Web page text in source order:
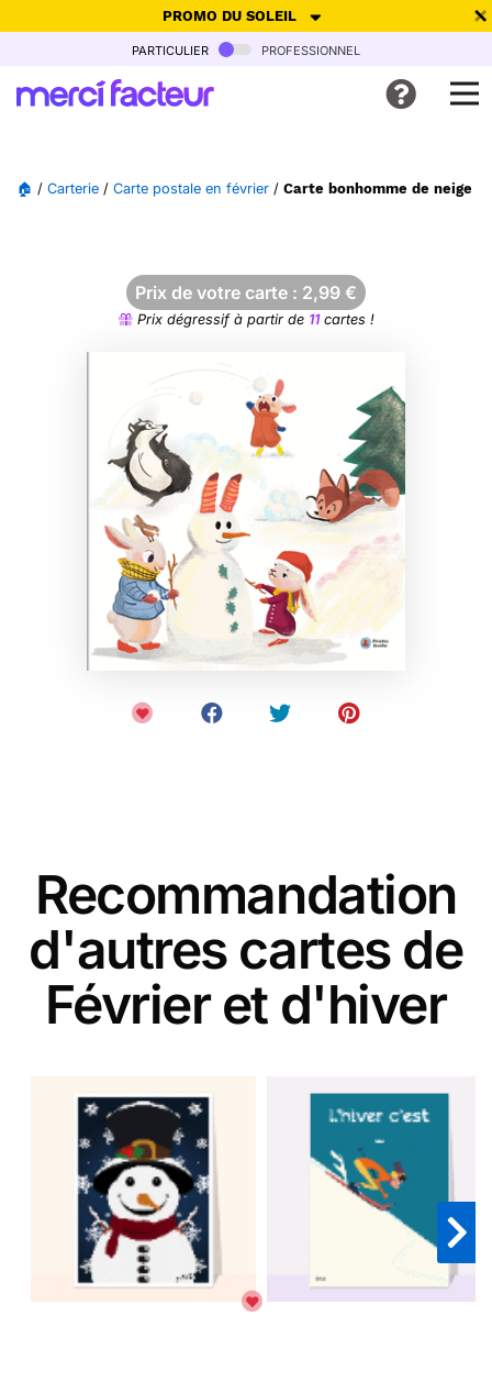
PROMO DU SOLEIL
-30% de réduction avec le code SUMMER26pour envoyer des
Ne plus afficher
particulier professionnel
🏠 / Carterie / Carte postale en février / Carte bonhomme de neige
Prix de votre carte : 2,99 €
Prix dégressif à partir de 11cartes !
Recommandation
d'autres cartes de
Février et d'hiver